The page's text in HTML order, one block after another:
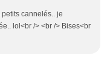
cannelés.. je
lol<br /> <br /> Bises<br